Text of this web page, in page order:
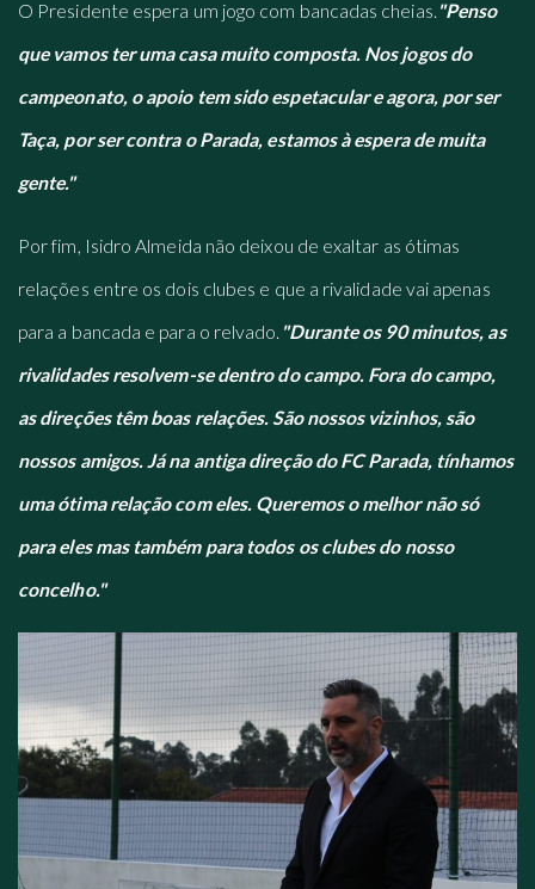
O Presidente espera um jogo com bancadas cheias. "Penso
que vamos ter uma casa muito composta. Nos jogos do
campeonato, o apoio tem sido espetacular e agora, por ser
Taça, por ser contra o Parada, estamos à espera de muita
gente."
Por fim, Isidro Almeida não deixou de exaltar as ótimas
relações entre os dois clubes e que a rivalidade vai apenas
para a bancada e para o relvado. "Durante os 90 minutos, as
rivalidades resolvem-se dentro do campo. Fora do campo,
as direções têm boas relações. São nossos vizinhos, são
nossos amigos. Já na antiga direção do FC Parada, tínhamos
uma ótima relação com eles. Queremos o melhor não só
para eles mas também para todos os clubes do nosso
concelho."